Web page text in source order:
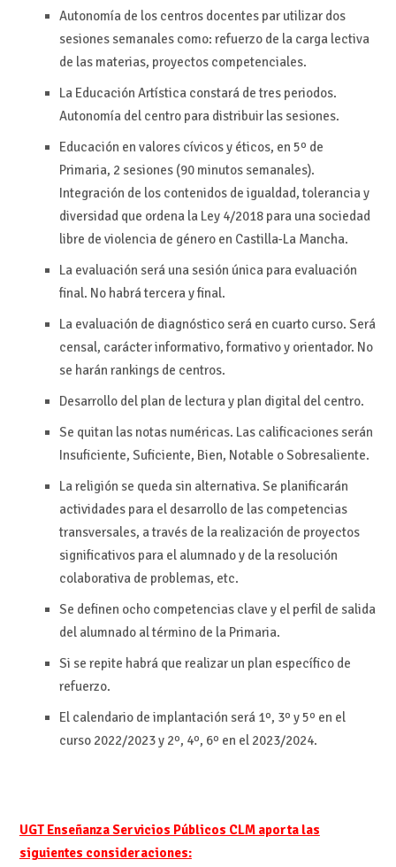
Autonomía de los centros docentes par utilizar dos
sesiones semanales como: refuerzo de la carga lectiva
de las materias, proyectos competenciales.
La Educación Artística constará de tres periodos.
Autonomía del centro para distribuir las sesiones.
Educación en valores cívicos y éticos, en 5º de
Primaria, 2 sesiones (90 minutos semanales).
Integración de los contenidos de igualdad, tolerancia y
diversidad que ordena la Ley 4/2018 para una sociedad
libre de violencia de género en Castilla-La Mancha.
La evaluación será una sesión única para evaluación
final. No habrá tercera y final.
La evaluación de diagnóstico será en cuarto curso. Será
censal, carácter informativo, formativo y orientador. No
se harán rankings de centros.
Desarrollo del plan de lectura y plan digital del centro.
Se quitan las notas numéricas. Las calificaciones serán
Insuficiente, Suficiente, Bien, Notable o Sobresaliente.
La religión se queda sin alternativa. Se planificarán
actividades para el desarrollo de las competencias
transversales, a través de la realización de proyectos
significativos para el alumnado y de la resolución
colaborativa de problemas, etc.
Se definen ocho competencias clave y el perfil de salida
del alumnado al término de la Primaria.
Si se repite habrá que realizar un plan específico de
refuerzo.
El calendario de implantación será 1º, 3º y 5º en el
curso 2022/2023 y 2º, 4º, 6º en el 2023/2024.
UGT Enseñanza Servicios Públicos CLM aporta las
siguientes consideraciones: